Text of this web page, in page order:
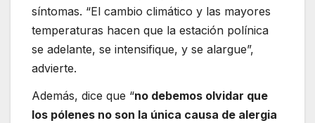
síntomas. “El cambio climático y las mayores
temperaturas hacen que la estación polínica
se adelante, se intensifique, y se alargue”,
advierte.
Además, dice que “no debemos olvidar que
los pólenes no son la única causa de alergia